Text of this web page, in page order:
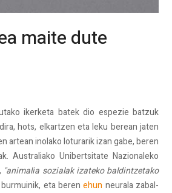
maite dute
ikerketa batek dio espezie batzuk
hots, elkartzen eta leku berean jaten
artean inolako loturarik izan gabe, beren
Australiako Unibertsitate Nazionaleko
"animalia sozialak izateko baldintzetako
eta berenehun neurala zabal-